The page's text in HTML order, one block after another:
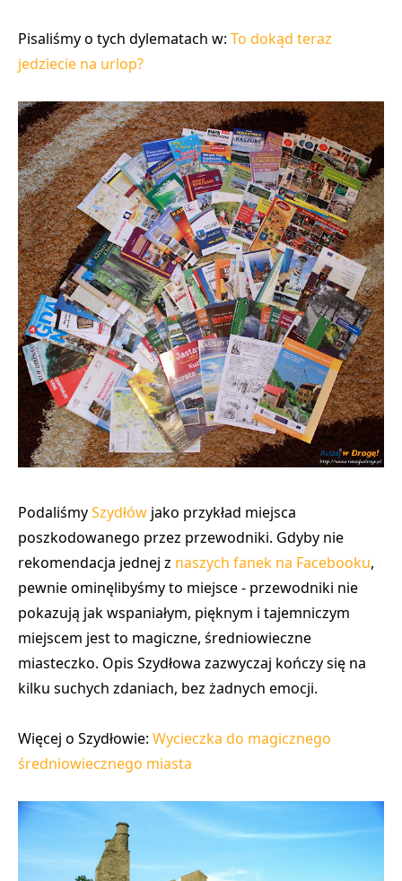
Pisaliśmy o tych dylematach w: To dokąd teraz
jedziecie na urlop?
PodaliśmySzydłów jako przykład miejsca
poszkodowanego przez przewodniki. Gdyby nie
rekomendacja jednej z naszych fanek na Facebooku,
pewnie ominęlibyśmy to miejsce - przewodniki nie
pokazują jak wspaniałym, pięknym i tajemniczym
miejscem jest to magiczne, średniowieczne
miasteczko. Opis Szydłowa zazwyczaj kończy się na
kilku suchych zdaniach, bez żadnych emocji.
Więcej o Szydłowie: Wycieczka do magicznego
średniowiecznego miasta